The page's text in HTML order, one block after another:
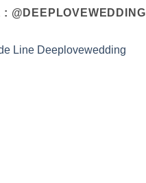
: @DEEPLOVEWEDDING